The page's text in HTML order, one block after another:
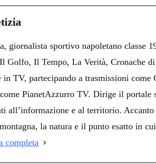
giornalista sportivo napoletano classe
Golfo, Il Tempo, La Verità, Cronache
TV, partecipando a trasmissioni come
PianetAzzurro TV. Dirige il
all’informazione e al territorio.
la natura e il punto esatto in
completa